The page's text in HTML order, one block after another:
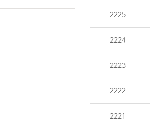
2225
2224
2223
2222
2221